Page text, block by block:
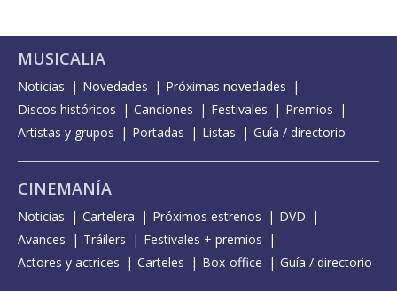
MUSICALIA
Noticias Novedades
Próximas novedades
Discos históricos
Canciones Festivales
Premios
Artistas y grupos
Portadas Listas Guía / directorio
CINEMANÍA
Noticias Cartelera Próximos estrenos
DVD
Avances
Tráilers
Festivales + premios
Actores y actrices
Carteles Box-office Guía / directorio